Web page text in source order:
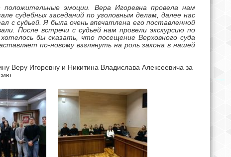
положительные эмоции. Вера Игоревна провела нам
судебных заседаний по уголовным делам, далее нас
с судьей. Я была очень впечатлена его поставленной
После встречи с судьей нам провели экскурсию по
бы сказать, что посещение Верховного суда
по-новому взглянуть на роль закона в нашей
Веру Игоревну и Никитина Владислава Алексеевича за